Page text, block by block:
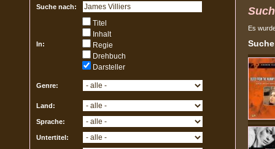
Suche nach:
In:
Titel
Inhalt
Regie
Drehbuch
Darsteller
Genre:
Land:
Sprache:
Untertitel:
Es